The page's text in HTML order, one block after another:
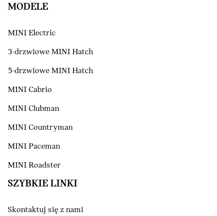
MODELE
MINI Electric
3-drzwiowe MINI Hatch
5-drzwiowe MINI Hatch
MINI Cabrio
MINI Clubman
MINI Countryman
MINI Paceman
MINI Roadster
SZYBKIE LINKI
Skontaktuj się z nami